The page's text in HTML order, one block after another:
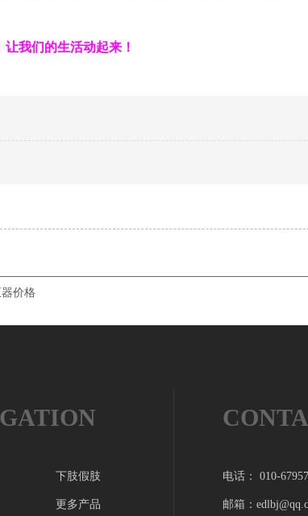
我们的生活动起来！
价格
下肢假肢
更多产品
电话： 010-
邮箱：